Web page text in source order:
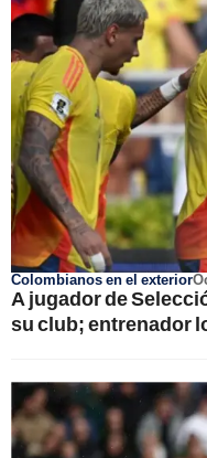
Colombianos en el exterior
A jugador de
su club; entrenador